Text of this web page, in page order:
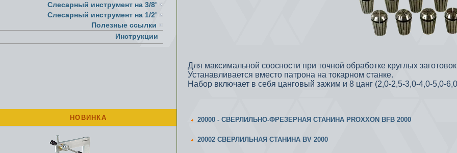
Слесарный инструмент на 3/8'
Слесарный инструмент на 1/2'
Полезные ссылки
Инструкции
НОВИНКА
Для максимальной соосности при точной обработке круглых
Устанавливается вместо патрона на токарном станке.
Набор включает в себя цанговый зажим и 8 цанг (2,0-2,5-3,0-4,0-5,0-
20000 - СВЕРЛИЛЬНО-ФРЕЗЕРНАЯ СТАНИНА PROXXON BFB 2000
20002 СВЕРЛИЛЬНАЯ СТАНИНА BV 2000